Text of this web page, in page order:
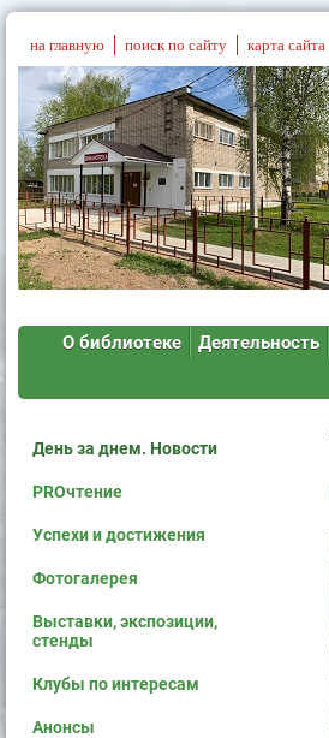
на главную поиск по сайту карта сайта
О библиотеке Деятельность
День за днем. Новости
PROчтение
Успехи и достижения
Фотогалерея
Выставки, экспозиции,
стенды
Клубы по интересам
Анонсы